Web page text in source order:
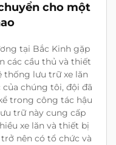
cho một
tại Bắc Kinh gặp
các cầu thủ và thiết
thống lưu trữ xe lăn
chúng tôi, đội đã
trong công tác hậu
trữ này cung cấp
xe lăn và thiết bị
nên có tổ chức và